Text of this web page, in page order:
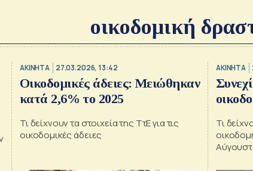
οικοδομική
ΑΚΙΝΗΤΑ 27.03.2026, 13:42
Οικοδομικές άδειες: Μειώθηκαν
κατά 2,6% το 2025
Τι δείχνουν τα στοιχεία της ΤτΕ για τις
οικοδομικές άδειες
ΑΚΙΝΗΤΑ
Τι